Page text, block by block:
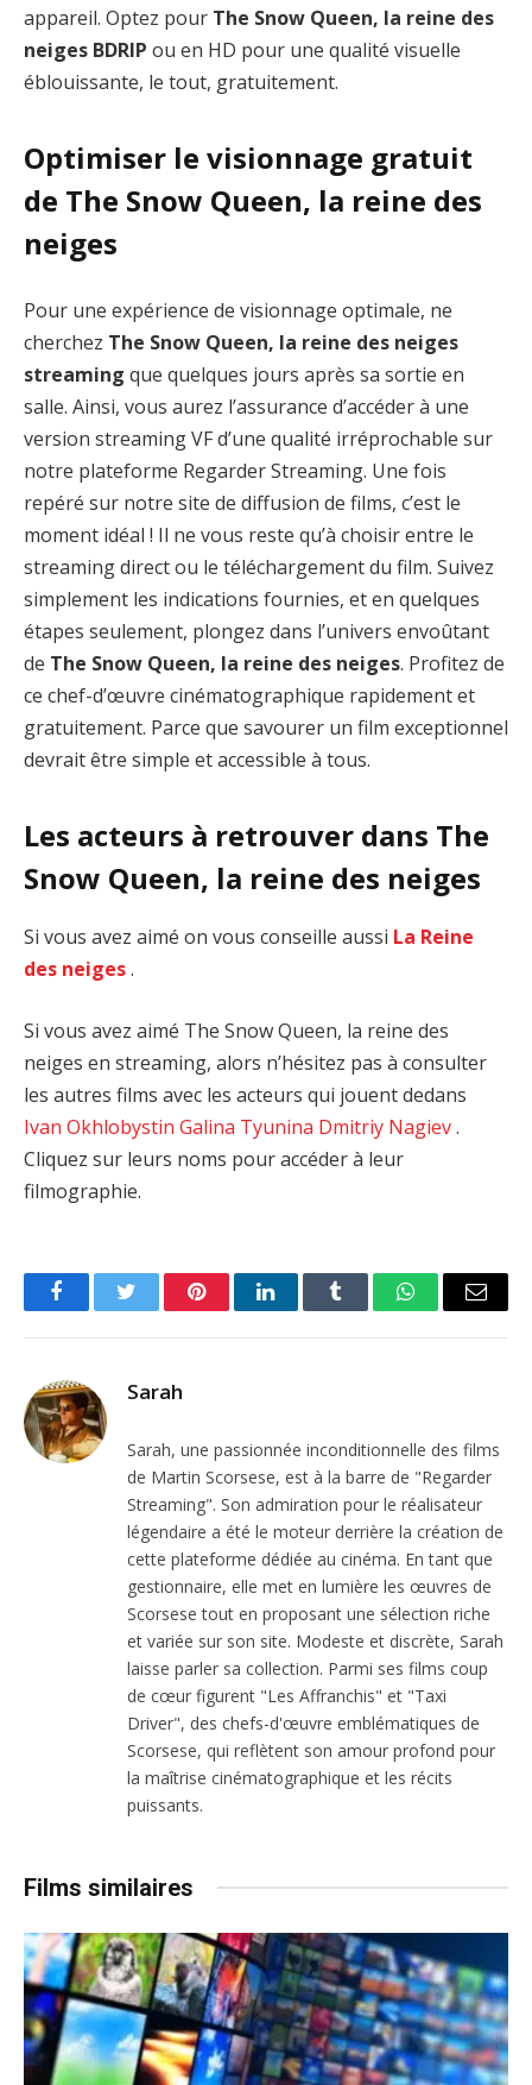
appareil. Optez pour The Snow Queen, la reine des
neiges BDRIP ou en HD pour une qualité visuelle
éblouissante, le tout, gratuitement.
Optimiser le visionnage gratuit
de The Snow Queen, la reine des
neiges
Pour une expérience de visionnage optimale, ne
cherchez The Snow Queen, la reine des neiges
streaming que quelques jours après sa sortie en
salle. Ainsi, vous aurez l’assurance d’accéder à une
version streaming VF d’une qualité irréprochable sur
notre plateforme Regarder Streaming. Une fois
repéré sur notre site de diffusion de films, c’est le
moment idéal ! Il ne vous reste qu’à choisir entre le
streaming direct ou le téléchargement du film. Suivez
simplement les indications fournies, et en quelques
étapes seulement, plongez dans l’univers envoûtant
de The Snow Queen, la reine des neiges. Profitez de
ce chef-d’œuvre cinématographique rapidement et
gratuitement. Parce que savourer un film exceptionnel
devrait être simple et accessible à tous.
Les acteurs à retrouver dans The
Snow Queen, la reine des neiges
Si vous avez aimé on vous conseille aussi La Reine
des neiges.
Si vous avez aimé The Snow Queen, la reine des
neiges en streaming, alors n’hésitez pas à consulter
les autres films avec les acteurs qui jouent dedans
Ivan Okhlobystin Galina Tyunina Dmitriy Nagiev.
Cliquez sur leurs noms pour accéder à leur
filmographie.
FacebookTwitter PinterestLinkedInTumblr WhatsAppEmail
Sarah
Sarah, une passionnée inconditionnelle des films
de Martin Scorsese, est à la barre de "Regarder
Streaming". Son admiration pour le réalisateur
légendaire a été le moteur derrière la création de
cette plateforme dédiée au cinéma. En tant que
gestionnaire, elle met en lumière les œuvres de
Scorsese tout en proposant une sélection riche
et variée sur son site. Modeste et discrète, Sarah
laisse parler sa collection. Parmi ses films coup
de cœur figurent "Les Affranchis" et "Taxi
Driver", des chefs-d'œuvre emblématiques de
Scorsese, qui reflètent son amour profond pour
la maîtrise cinématographique et les récits
puissants.
Films similaires